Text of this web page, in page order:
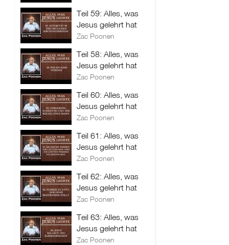
Teil 59: Alles, was
Jesus gelehrt hat
Zac Poonen
Teil 58: Alles, was
Jesus gelehrt hat
Zac Poonen
Teil 60: Alles, was
Jesus gelehrt hat
Zac Poonen
Teil 61: Alles, was
Jesus gelehrt hat
Zac Poonen
Teil 62: Alles, was
Jesus gelehrt hat
Zac Poonen
Teil 63: Alles, was
Jesus gelehrt hat
Zac Poonen